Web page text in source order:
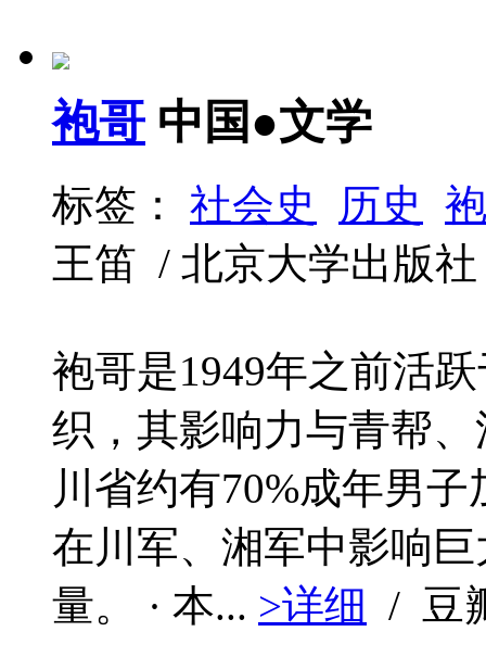
袍哥 中国●文学
标签： 社会史 历史
王笛 / 北京大学出版
袍哥是1949年之前活
织，其影响力与青帮
川省约有70%成年男
在川军、湘军中影响
量。 · 本... >详细 / 豆